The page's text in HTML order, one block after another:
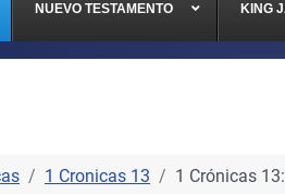
NUEVO TESTAMENTO KING
1 Cronicas 13 1 Crónicas